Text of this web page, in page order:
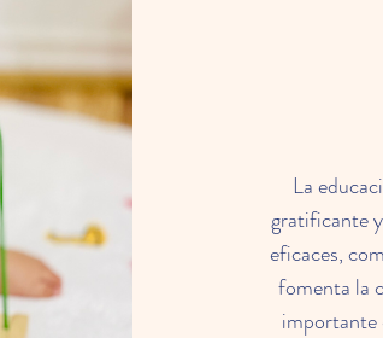
La
gratificante
eficaces,
fomenta la
importante